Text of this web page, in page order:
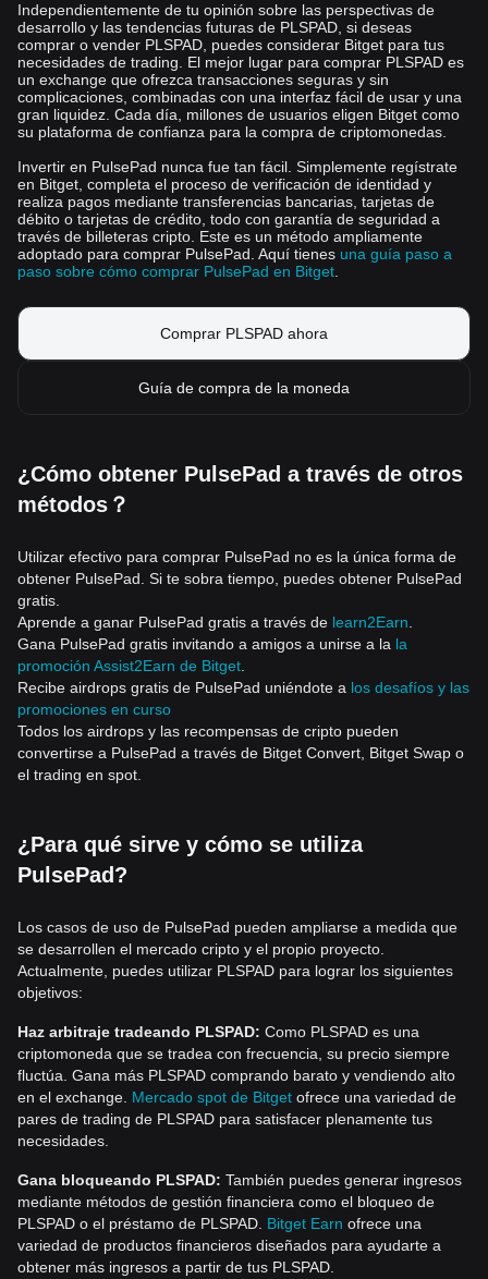
Independientemente de tu opinión sobre las perspectivas de
desarrollo y las tendencias futuras de PLSPAD, si deseas
comprar o vender PLSPAD, puedes considerar Bitget para tus
necesidades de trading. El mejor lugar para comprar PLSPAD es
un exchange que ofrezca transacciones seguras y sin
complicaciones, combinadas con una interfaz fácil de usar y una
gran liquidez. Cada día, millones de usuarios eligen Bitget como
su plataforma de confianza para la compra de criptomonedas.
Invertir en PulsePad nunca fue tan fácil. Simplemente regístrate
en Bitget, completa el proceso de verificación de identidad y
realiza pagos mediante transferencias bancarias, tarjetas de
débito o tarjetas de crédito, todo con garantía de seguridad a
través de billeteras cripto. Este es un método ampliamente
adoptado para comprar PulsePad. Aquí tienes una guía paso a
paso sobre cómo comprar PulsePad en Bitget
Comprar PLSPAD ahora
Guía de compra de la moneda
¿Cómo obtener PulsePad a través de otros
métodos？
Utilizar efectivo para comprar PulsePad no es la única forma de
obtener PulsePad. Si te sobra tiempo, puedes obtener PulsePad
gratis.
Aprende a ganar PulsePad gratis a través de learn2Earn
Gana PulsePad gratis invitando a amigos a unirse a la la
promoción Assist2Earn de Bitget
Recibe airdrops gratis de PulsePad uniéndote a los desafíos y las
promociones en curso
Todos los airdrops y las recompensas de cripto pueden
convertirse a PulsePad a través de Bitget Convert, Bitget Swap o
el trading en spot.
¿Para qué sirve y cómo se utiliza
PulsePad?
Los casos de uso de PulsePad pueden ampliarse a medida que
se desarrollen el mercado cripto y el propio proyecto.
Actualmente, puedes utilizar PLSPAD para lograr los siguientes
objetivos:
Haz arbitraje tradeando PLSPAD: Como PLSPAD es una
criptomoneda que se tradea con frecuencia, su precio siempre
fluctúa. Gana más PLSPAD comprando barato y vendiendo alto
en el exchange. Mercado spot de Bitget ofrece una variedad de
pares de trading de PLSPAD para satisfacer plenamente tus
necesidades.
Gana bloqueando PLSPAD: También puedes generar ingresos
mediante métodos de gestión financiera como el bloqueo de
PLSPAD o el préstamo de PLSPAD. Bitget Earn ofrece una
variedad de productos financieros diseñados para ayudarte a
obtener más ingresos a partir de tus PLSPAD.